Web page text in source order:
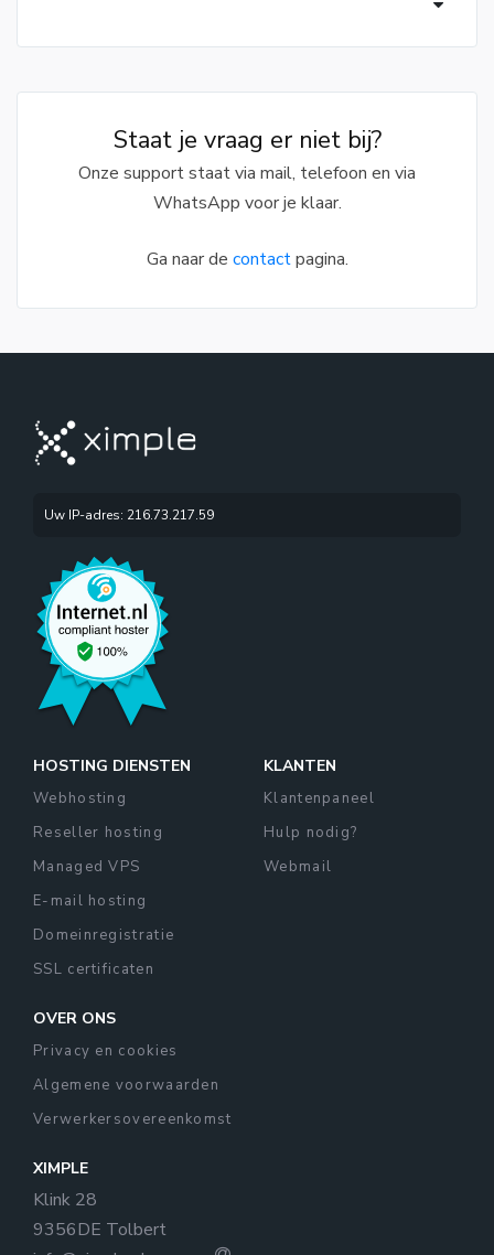
Staat je vraag er niet bij?
Onze support staat via mail, telefoon en via
WhatsApp voor je klaar.
Ga naar de contactpagina.
Uw IP-adres: 216.73.217.59
HOSTING DIENSTEN
Webhosting
Reseller hosting
Managed VPS
E-mail hosting
Domeinregistratie
SSL certificaten
KLANTEN
Klantenpaneel
Hulp nodig?
Webmail
OVER ONS
Privacy en cookies
Algemene voorwaarden
Verwerkersovereenkomst
XIMPLE
Klink 28
9356DE Tolbert